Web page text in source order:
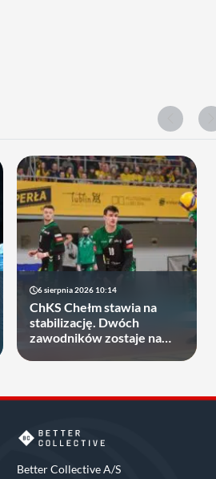
6 sierpnia 2026 10:14
ChKS Chełm stawia na
stabilizację. Dwóch
zawodników zostaje na
Better Collective A/S